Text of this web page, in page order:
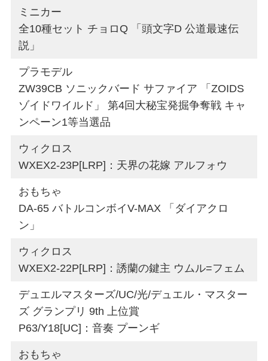
ミニカー
全10種セット チョロQ 「頭文字D 公道最速伝
説」
プラモデル
ZW39CB ソニックバード サファイア 「ZOIDS
ゾイドワイルド」 第4回大秘宝発掘争奪戦 キャ
ンペーン1等当選品
ウィクロス
WXEX2-23P[LRP]：天界の花嫁 アルフォウ
おもちゃ
DA-65 バトルコンボイV-MAX 「ダイアクロ
ン」
ウィクロス
WXEX2-22P[LRP]：誘蘭の鍵主 ウムル=フェム
デュエルマスターズ/UC/光/デュエル・マスター
ズ グランプリ 9th 上位賞
P63/Y18[UC]：音奏 プーンギ
おもちゃ